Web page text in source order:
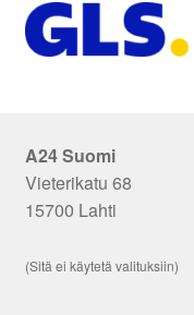
A24 Suomi
Vieterikatu 68
15700 Lahti
(Sitä ei käytetä valituksiin)